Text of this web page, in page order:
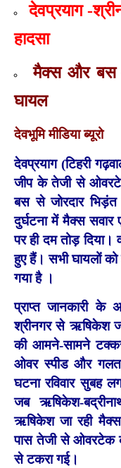
देवप्रयाग -
हादसा
मैक्स और बस
घायल
देवभूमि मीडिया ब्यूरो
देवप्रयाग (टिहरी
जीप के तेजी से
बस से जोरदार
दुर्घटना में मैक्स
पर ही दम तोड़
हुए हैं। सभी घायलों
गया है ।
प्राप्त जानकारी
श्रीनगर से ऋषिकेश
की आमने-सामने
ओवर स्पीड और गलत
घटना रविवार सुबह
जब ऋषिकेश-
ऋषिकेश जा रही मैक्स
पास तेजी से ओवरटेक
से टकरा गई।